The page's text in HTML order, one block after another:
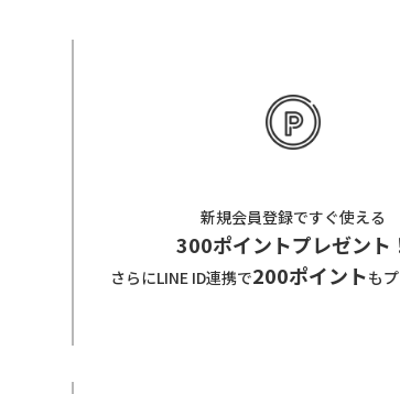
新規会員登録ですぐ使える
300ポイントプレゼント
さらにLINE ID連携で200ポイントも